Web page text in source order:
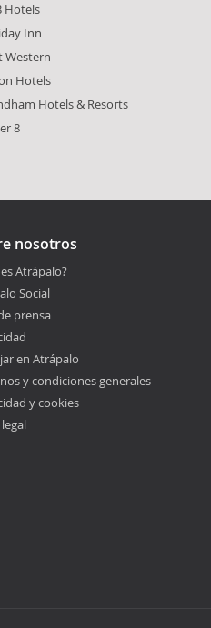
Hotels
Inn
Western
Hotels
Hotels & Resorts
8
nosotros
Atrápalo?
Social
prensa
en Atrápalo
y condiciones generales
y cookies